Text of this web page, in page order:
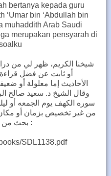
bertanya kepada guru
‘Umar bin ‘Abdullah bin
muhaddith Arab Saudi
merupakan pensyarah di
شيخنا الكريم، ظهر لي من
أو ثابت عن فضل
الأحاديث إما معلولة أو
وقال الشيخ د. سعيد صالح
سوره الكهف يوم الجمعه أو
من غير تخصيص بزمان أو
بحث من الشيخ د. سعيد بن صالح الرقيب :
SDL1138.pdf